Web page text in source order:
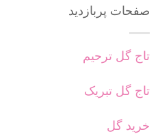
صفحات پربازدید
تاج گل ترحیم
تاج گل تبریک
خرید گل